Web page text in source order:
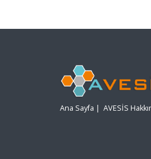
Ana Sayfa | AVESİS